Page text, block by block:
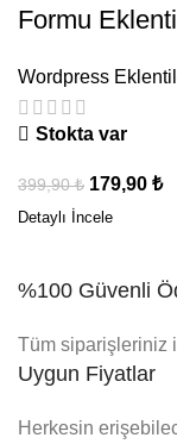
Formu
Wordpress
Stokta var
399,90₺ 179,90 ₺
%100 Güvenli
Tüm siparişleriniz
Uygun Fiyatlar
Herkesin